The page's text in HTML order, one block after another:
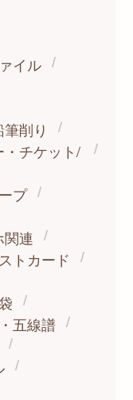
イル
削り
チケット/
プ
関連
トカード
五線譜